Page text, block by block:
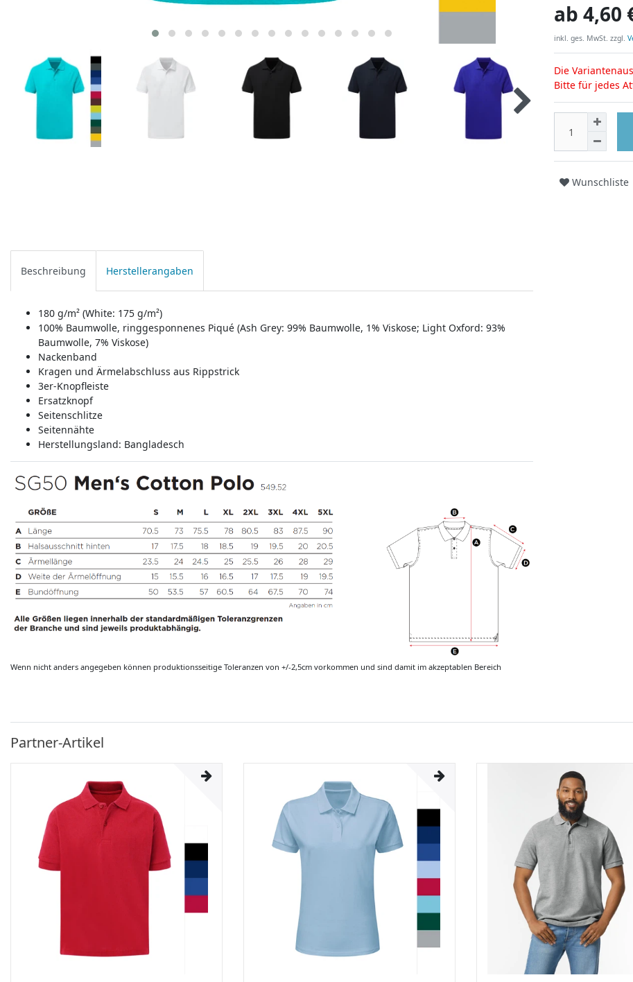
ab 4,60
inkl. ges. MwSt. zzgl.
Die
Bitte für jedes
Wunschliste
Beschreibung Herstellerangaben
180 g/m² (White: 175 g/m²)
100% Baumwolle, ringgesponnenes Piqué (Ash Grey: 99% Baumwolle, 1% Viskose; Light Oxford: 93%
Baumwolle, 7% Viskose)
Nackenband
Kragen und Ärmelabschluss aus Rippstrick
3er-Knopfleiste
Ersatzknopf
Seitenschlitze
Seitennähte
Herstellungsland: Bangladesch
Wenn nicht anders angegeben können produktionsseitige Toleranzen von +/-2,5cm vorkommen und sind damit im akzeptablen Bereich
Partner-Artikel